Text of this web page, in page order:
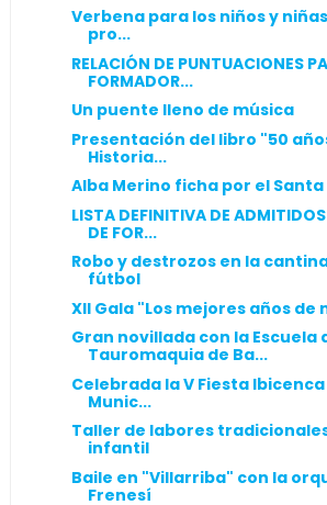
Verbena para los niños y
pro...
RELACIÓN DE PUNTUACIONES
FORMADOR...
Un puente lleno de música
Presentación del libro "50
Historia...
Alba Merino ficha por el
LISTA DEFINITIVA DE
DE FOR...
Robo y destrozos en la
fútbol
XII Gala "Los mejores años
Gran novillada con la Escuela
Tauromaquia de Ba...
Celebrada la V Fiesta
Munic...
Taller de labores
infantil
Baile en "Villarriba" con la
Frenesí